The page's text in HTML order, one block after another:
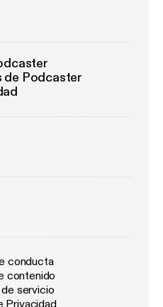
de Podcaster
conducta
contenido
servicio
Privacidad